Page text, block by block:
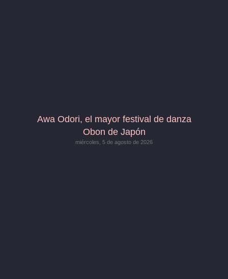
Awa Odori, el mayor festival de danza
Obon de Japón
miércoles, 5 de agosto de 2026